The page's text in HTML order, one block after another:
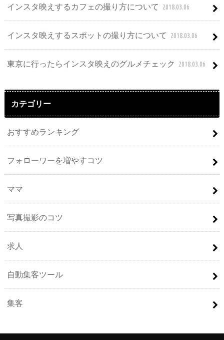
インスタ映えするカフェの撮り方について 2018.03.06
インスタ映えするスポットの撮り方について 2018.03.06
東京に行ったらインスタ映えのグルメチェック 2018.03.06
カテゴリー
おすすめランキング
フォローワーを増やすコツ
ママ
写真撮影のコツ
求人
自動集客ツール
集客